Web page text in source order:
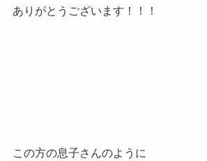
ありがとうございます！！！
この方の息子さんのように